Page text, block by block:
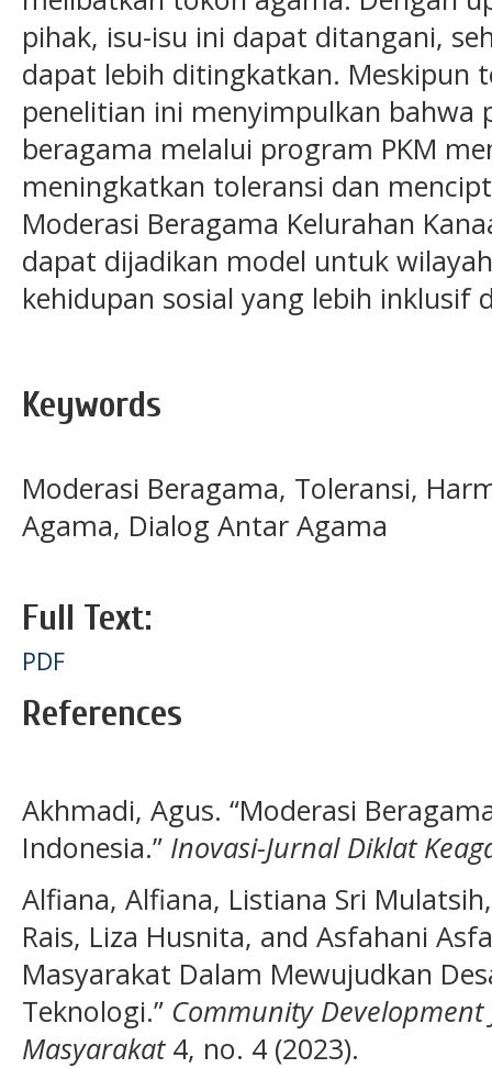
pihak, isu-isu ini dapat ditangani,
dapat lebih ditingkatkan. Meskipun
penelitian ini menyimpulkan bahwa
beragama melalui program PKM
meningkatkan toleransi dan
Moderasi Beragama Kelurahan
dapat dijadikan model untuk
kehidupan sosial yang lebih inklusif
Keywords
Moderasi Beragama, Toleransi,
Agama, Dialog Antar Agama
Full Text:
PDF
References
Akhmadi, Agus. “Moderasi
Indonesia.” Inovasi-Jurnal Diklat
Alfiana, Alfiana, Listiana Sri
Rais, Liza Husnita, and Asfahani
Masyarakat Dalam Mewujudkan
Teknologi.” Community
Masyarakat4, no. 4 (2023).